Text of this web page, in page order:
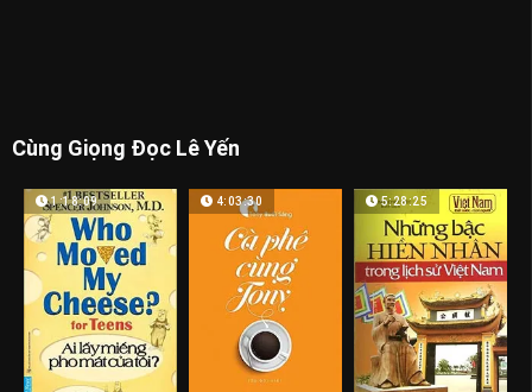
Cùng Giọng Đọc Lê Yến
1:18:09 4:03:30 5:28:25